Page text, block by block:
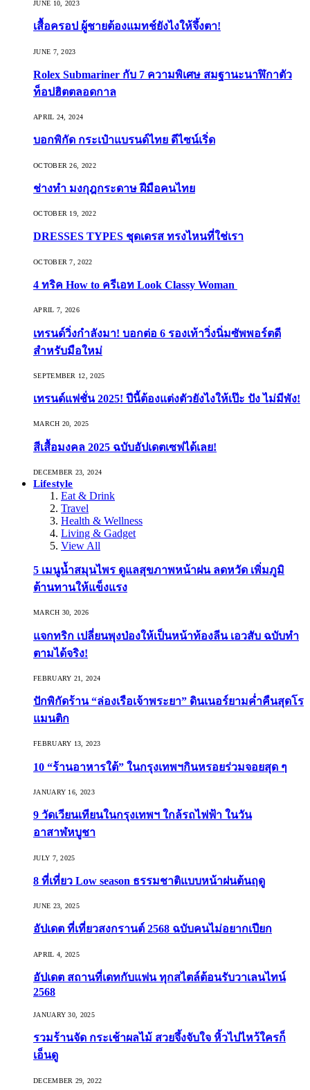
JUNE 10, 2023
เสื้อครอป ผู้ชายต้องแมทช์ยังไงให้จึ้งตา!
JUNE 7, 2023
Rolex Submariner กับ 7 ความพิเศษ สมฐานะนาฬิกาตัว
ท็อปฮิตตลอดกาล
APRIL 24, 2024
บอกพิกัด กระเป๋าแบรนด์ไทย ดีไซน์เริ่ด
OCTOBER 26, 2022
ช่างทำ มงกุฎกระดาษ ฝีมือคนไทย
OCTOBER 19, 2022
DRESSES TYPES ชุดเดรส ทรงไหนที่ใช่เรา
OCTOBER 7, 2022
4 ทริค How to ครีเอท Look Classy Woman
APRIL 7, 2026
เทรนด์วิ่งกำลังมา! บอกต่อ 6 รองเท้าวิ่งนิ่มซัพพอร์ตดี
สำหรับมือใหม่
SEPTEMBER 12, 2025
เทรนด์แฟชั่น 2025! ปีนี้ต้องแต่งตัวยังไงให้เป๊ะ ปัง ไม่มีพัง!
MARCH 20, 2025
สีเสื้อมงคล 2025 ฉบับอัปเดตเซฟได้เลย!
DECEMBER 23, 2024
Lifestyle
Eat & Drink
Travel
Health & Wellness
Living & Gadget
View All
5 เมนูน้ำสมุนไพร ดูแลสุขภาพหน้าฝน ลดหวัด เพิ่มภูมิ
ต้านทานให้แข็งแรง
MARCH 30, 2026
แจกทริก เปลี่ยนพุงป่องให้เป็นหน้าท้องลีน เอวสับ ฉบับทำ
ตามได้จริง!
FEBRUARY 21, 2024
ปักพิกัดร้าน “ล่องเรือเจ้าพระยา” ดินเนอร์ยามค่ำคืนสุดโร
แมนติก
FEBRUARY 13, 2023
10 “ร้านอาหารใต้” ในกรุงเทพฯกินหรอยร่วมจอยสุด ๆ
JANUARY 16, 2023
9 วัดเวียนเทียนในกรุงเทพฯ ใกล้รถไฟฟ้า ในวัน
อาสาฬหบูชา
JULY 7, 2025
8 ที่เที่ยว Low season ธรรมชาติแบบหน้าฝนต้นฤดู️
JUNE 23, 2025
อัปเดต ที่เที่ยวสงกรานต์ 2568 ฉบับคนไม่อยากเปียก
APRIL 4, 2025
อัปเดต สถานที่เดทกับแฟน ทุกสไตล์ต้อนรับวาเลนไทน์
2568
JANUARY 30, 2025
รวมร้านจัด กระเช้าผลไม้ สวยจึ้งจับใจ หิ้วไปไหว้ใครก็
เอ็นดู
DECEMBER 29, 2022